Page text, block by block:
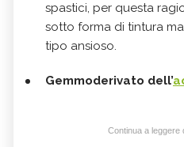
spastici, per questa
sotto forma di tintura
tipo ansioso.
Gemmoderivato dell’
Continua a leggere